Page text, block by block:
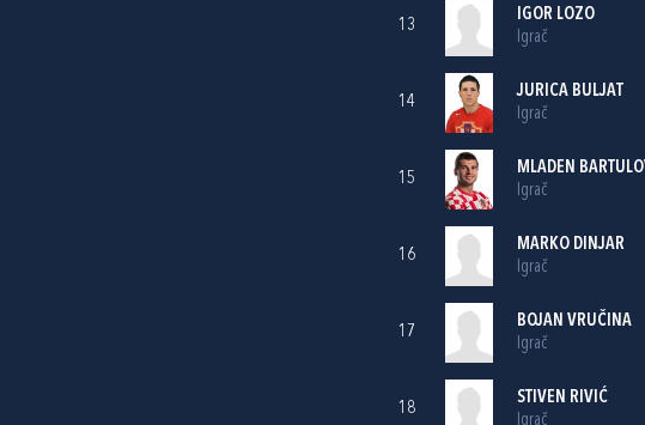
13
IGOR LOZO
Igrač
14
JURICA BULJAT
Igrač
15
MLADEN
Igrač
16
MARKO DINJAR
Igrač
17
BOJAN VRUČINA
Igrač
18
STIVEN RIVIĆ
Igrač